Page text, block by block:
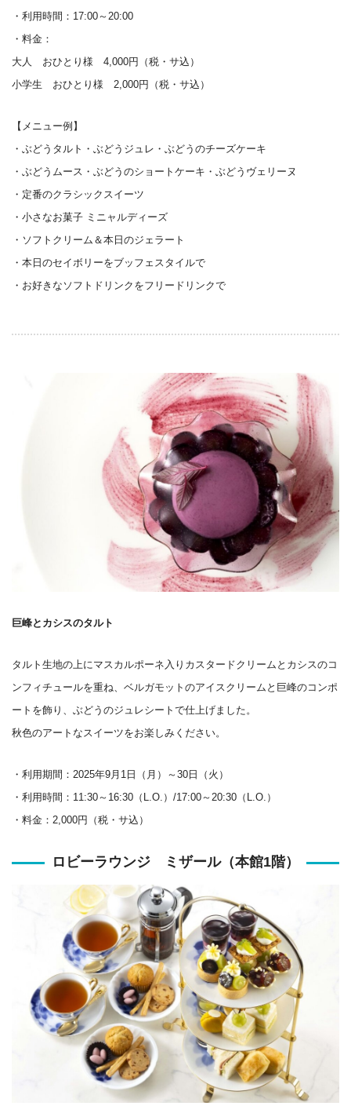
・利用時間：17:00～20:00
・料金：
大人 おひとり様 4,000円（税・サ込）
小学生 おひとり様 2,000円（税・サ込）
【メニュー例】
・ぶどうタルト・ぶどうジュレ・ぶどうのチーズケーキ
・ぶどうムース・ぶどうのショートケーキ・ぶどうヴェリーヌ
・定番のクラシックスイーツ
・小さなお菓子 ミニャルディーズ
・ソフトクリーム＆本日のジェラート
・本日のセイボリーをブッフェスタイルで
・お好きなソフトドリンクをフリードリンクで
巨峰とカシスのタルト
タルト生地の上にマスカルポーネ入りカスタードクリームとカシスのコ
ンフィチュールを重ね、ベルガモットのアイスクリームと巨峰のコンポ
ートを飾り、ぶどうのジュレシートで仕上げました。
秋色のアートなスイーツをお楽しみください。
・利用期間：2025年9月1日（月）～30日（火）
・利用時間：11:30～16:30（L.O.）/17:00～20:30（L.O.）
・料金：2,000円（税・サ込）
ロビーラウンジ ミザール（本館1階）